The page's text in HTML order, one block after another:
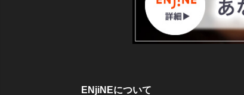
ENjiNEについて